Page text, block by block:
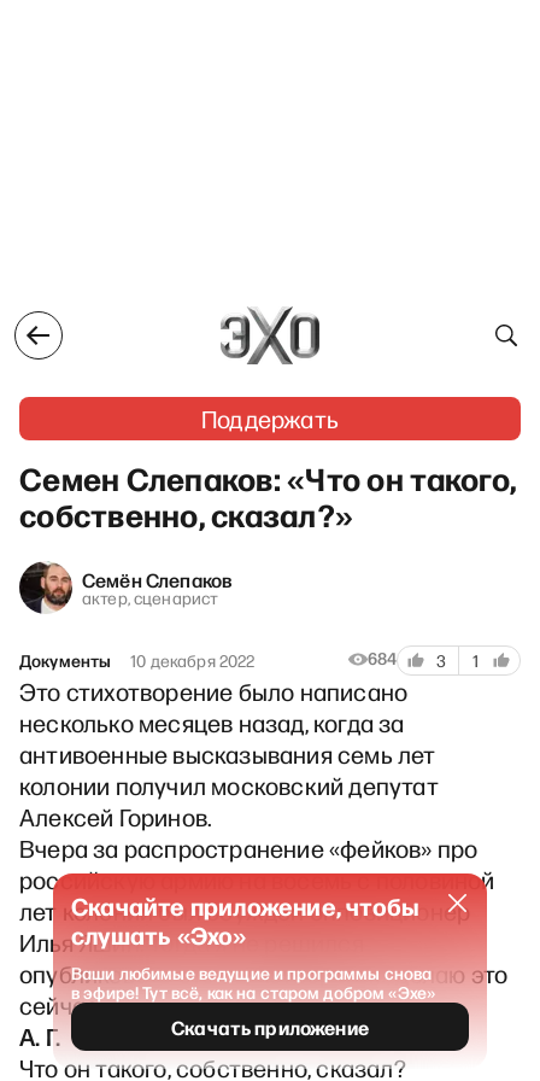
Поддержать
Семен Слепаков: «Что он такого,
собственно, сказал?»
Семён Слепаков
актер, сценарист
Документы 10 декабря 2022 684 3 1
Это стихотворение было написано
несколько месяцев назад, когда за
антивоенные высказывания семь лет
колонии получил московский депутат
Алексей Горинов.
Вчера за распространение «фейков» про
российскую армию на восемь с половиной
лет колонии был осужден оппозиционер
Илья Яшин. Тогда я не решился
опубликовать это стихотворение, делаю это
сейчас.
А. Г.
Что он такого, собственно, сказал?
Скачайте приложение, чтобы
слушать «Эхо»
Ваши любимые ведущие и программы снова
в эфире! Тут всё, как на старом добром «Эхе»
Скачать приложение